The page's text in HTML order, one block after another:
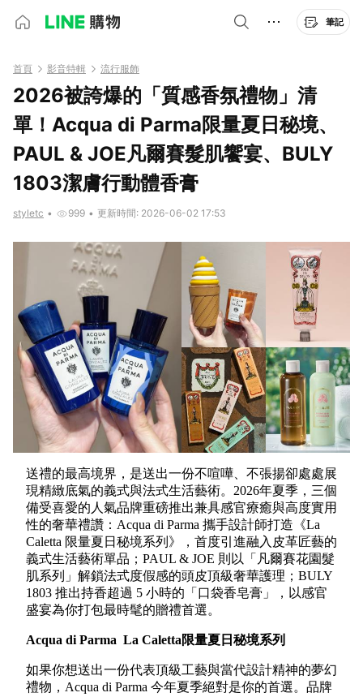
筆記
首頁 影音特輯 流行服飾
2026被誇爆的「質感香氛禮物」清
單！Acqua di Parma限量夏日秘境、
PAUL & JOE凡爾賽髮肌饗宴、BULY
1803潔膚行動體香膏
styletc • 999 • 更新時間: 2026-06-02 17:53
送禮的最高境界，是送出一份不喧嘩、不張揚卻處處展
現精緻底氣的義式與法式生活藝術。2026年夏季，三個
備受喜愛的人氣品牌重磅推出兼具感官療癒與高度實用
性的奢華禮讚：Acqua di Parma 攜手設計師打造《La
Caletta 限量夏日秘境系列》，首度引進融入皮革匠藝的
義式生活藝術單品；PAUL & JOE 則以「凡爾賽花園髮
肌系列」解鎖法式度假感的頭皮頂級奢華護理；BULY
1803 推出持香超過 5 小時的「口袋香皂膏」，以感官
盛宴為你打包最時髦的贈禮首選。
Acqua di Parma La Caletta限量夏日秘境系列
如果你想送出一份代表頂級工藝與當代設計精神的夢幻
禮物，Acqua di Parma 今年夏季絕對是你的首選。品牌